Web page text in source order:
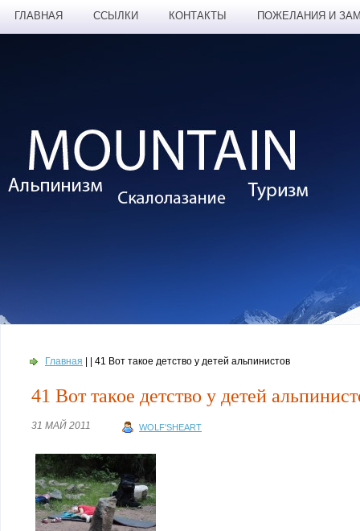
ГЛАВНАЯ ССЫЛКИ КОНТАКТЫ ПОЖЕЛАНИЯ И
Главная | | 41 Вот такое детство у детей альпинистов
41 Вот такое детство у детей
31 МАЙ 2011 WOLF'SHEART